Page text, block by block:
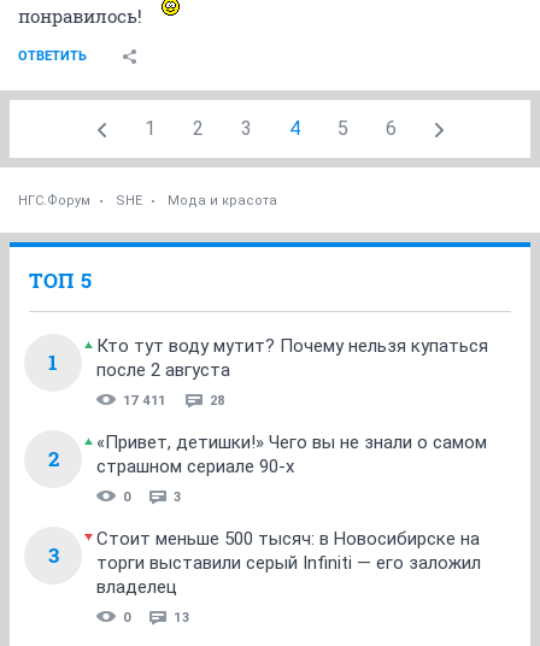
понравилось!
ОТВЕТИТЬ
1 2 3 4 5 6
НГС.Форум SHE Мода и красота
ТОП 5
1
Кто тут воду мутит? Почему нельзя купаться
после 2 августа
17 411 28
2
«Привет, детишки!» Чего вы не знали о самом
страшном сериале 90-х
0 3
3
Стоит меньше 500 тысяч: в Новосибирске на
торги выставили серый Infiniti — его заложил
владелец
0 13